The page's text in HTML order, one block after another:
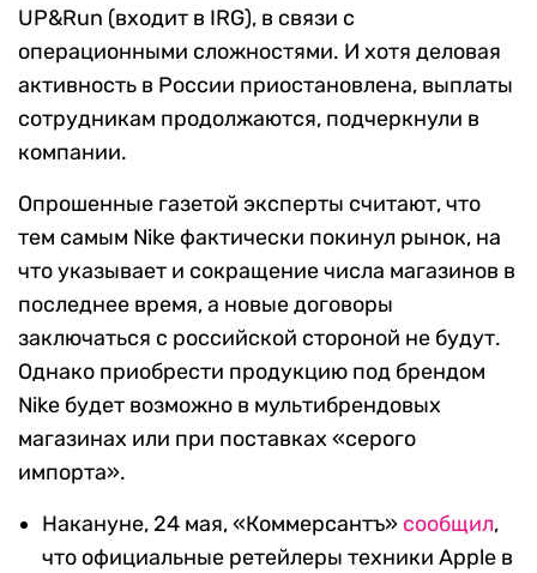
UP&Run (входит в IRG), в связи с
операционными сложностями. И хотя деловая
активность в России приостановлена, выплаты
сотрудникам продолжаются, подчеркнули в
компании.
Опрошенные газетой эксперты считают, что
тем самым Nike фактически покинул рынок, на
что указывает и сокращение числа магазинов в
последнее время, а новые договоры
заключаться с российской стороной не будут.
Однако приобрести продукцию под брендом
Nike будет возможно в мультибрендовых
магазинах или при поставках «серого
импорта».
Накануне, 24 мая, «Коммерсантъ» сообщил,
что официальные ретейлеры техники Apple в